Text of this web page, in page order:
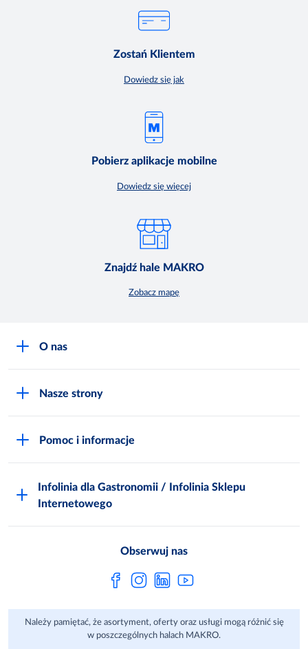
Zostań Klientem
Dowiedz się jak
Pobierz aplikacje mobilne
Dowiedz się więcej
Znajdź hale MAKRO
Zobacz mapę
O nas
Zgłoś naruszenie
Inspektor Ochrony Danych
Metro AG
Sprawozdanie niefinansowe
Nasze strony
Polskie Skarby Kulinarne
Zgody marketingowe
Pomoc i informacje
FAQ
Jak kupować w MAKRO Online
Regulaminy Klienta
Regulaminy akcji promocyjnych
Aplikacje mobilne
Infolinia dla Gastronomii / Infolinia Sklepu
Internetowego
Obserwuj nas
Należy pamiętać, że asortyment, oferty oraz usługi mogą różnić się
w poszczególnych halach MAKRO.